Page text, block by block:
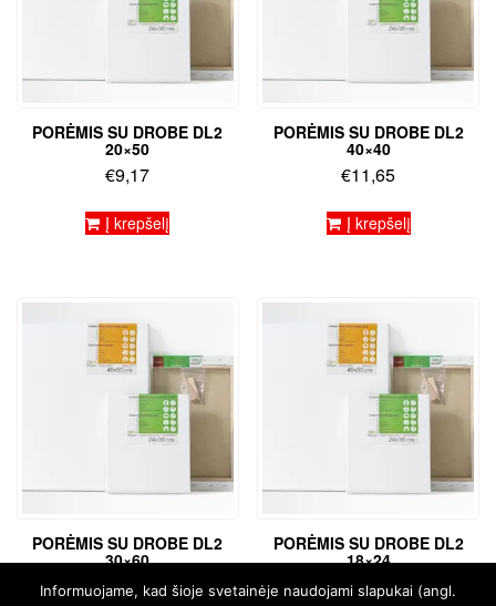
PORĖMIS SU DROBE DL2
20×50
€9,17
Į krepšelį
PORĖMIS SU DROBE DL2
40×40
€11,65
Į krepšelį
PORĖMIS SU DROBE DL2
30×60
€12,78
PORĖMIS SU DROBE DL2
18×24
€ 6,00
Informuojame, kad šioje svetainėje naudojami slapukai (angl.